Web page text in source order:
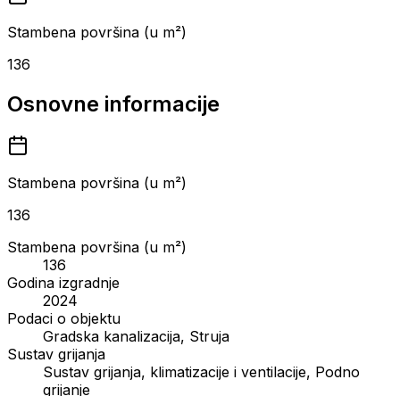
Stambena površina (u m²)
136
Osnovne informacije
Stambena površina (u m²)
136
Stambena površina (u m²)
136
Godina izgradnje
2024
Podaci o objektu
Gradska kanalizacija, Struja
Sustav grijanja
Sustav grijanja, klimatizacije i ventilacije, Podno
grijanje